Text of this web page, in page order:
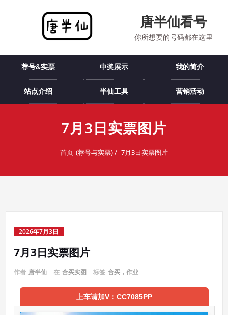
唐半仙看号
你所想要的号码都在这里
荐号&实票 中奖展示 我的简介
站点介绍 半仙工具 营销活动
7月3日实票图片
首页 7月3日实票图片
2026年7月3日
7月3日实票图片
作者 唐半仙 在 合买实图 标签 合买，作业
上车请加V：CC7085PP